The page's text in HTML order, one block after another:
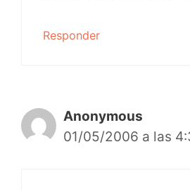
Responder
Anonymous
01/05/2006 a las